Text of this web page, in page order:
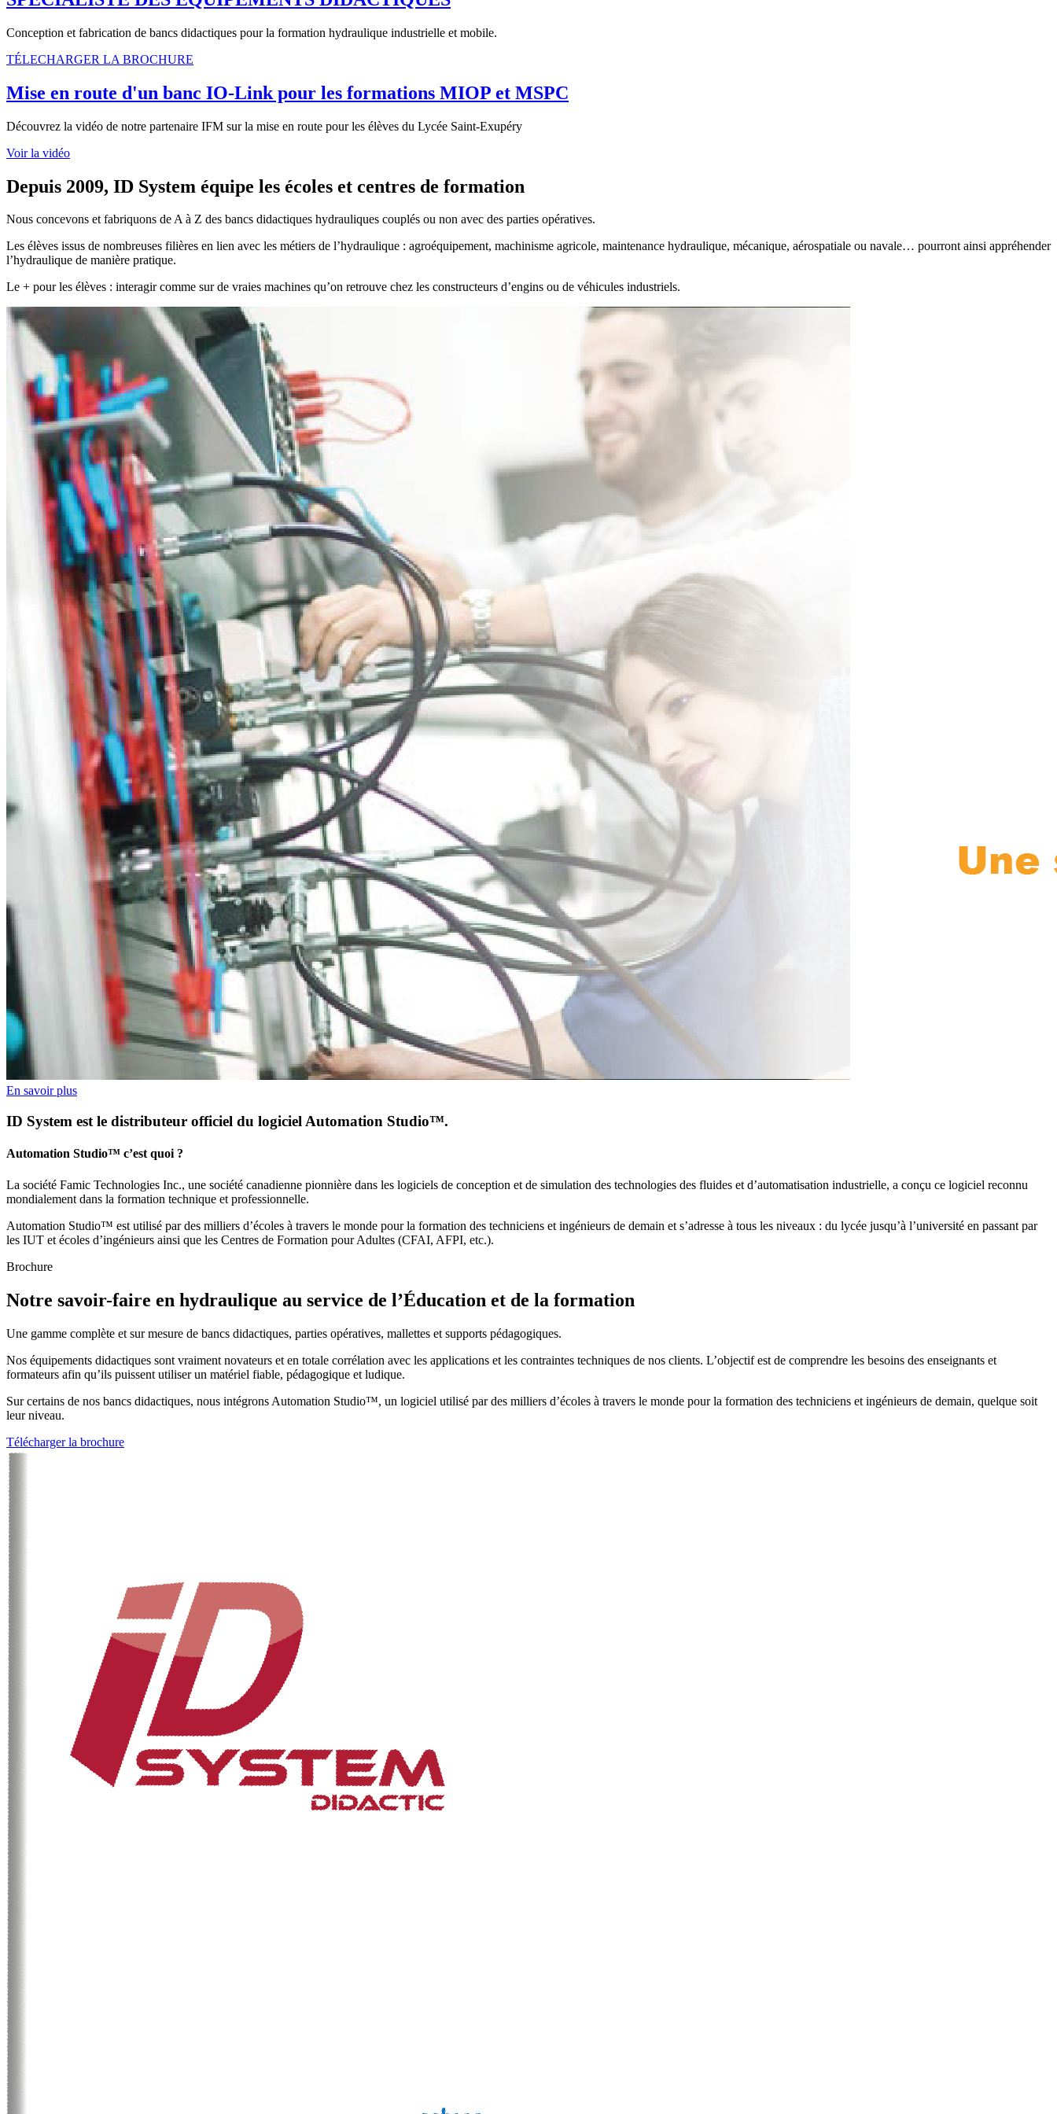
Conception et fabrication de bancs didactiques pour la formation hydraulique industrielle et mobile.
TÉLECHARGER LA BROCHURE
Mise en route d'un banc IO-Link pour les formations MIOP et MSPC
Découvrez la vidéo de notre partenaire IFM sur la mise en route pour les élèves du Lycée Saint-Exupéry
Voir la vidéo
Depuis 2009, ID System équipe les écoles et centres de formation
Nous concevons et fabriquons de A à Z des bancs didactiques hydrauliques couplés ou non avec des parties opératives.
Les élèves issus de nombreuses filières en lien avec les métiers de l’hydraulique : agroéquipement, machinisme agricole, maintenance hydraulique, mécanique, aérospatiale ou navale… pourront ainsi appréhender
l’hydraulique de manière pratique.
Le + pour les élèves : interagir comme sur de vraies machines qu’on retrouve chez les constructeurs d’engins ou de véhicules industriels.
En savoir plus
ID System est le distributeur officiel du logiciel Automation Studio™.
Automation Studio™ c’est quoi ?
La société Famic Technologies Inc., une société canadienne pionnière dans les logiciels de conception et de simulation des technologies des fluides et d’automatisation industrielle, a conçu ce logiciel reconnu
mondialement dans la formation technique et professionnelle.
​Automation Studio™ est utilisé par des milliers d’écoles à travers le monde pour la formation des techniciens et ingénieurs de demain et s’adresse à tous les niveaux : du lycée jusqu’à l’université en passant par
les IUT et écoles d’ingénieurs ainsi que les Centres de Formation pour Adultes (CFAI, AFPI, etc.).
Brochure
Notre savoir-faire en hydraulique au service de l’Éducation et de la formation
Une gamme complète et sur mesure de bancs didactiques, parties opératives, mallettes et supports pédagogiques.
Nos équipements didactiques sont vraiment novateurs et en totale corrélation avec les applications et les contraintes techniques de nos clients. L’objectif est de comprendre les besoins des enseignants et
formateurs afin qu’ils puissent utiliser un matériel fiable, pédagogique et ludique.
Sur certains de nos bancs didactiques, nous intégrons Automation Studio™, un logiciel utilisé par des milliers d’écoles à travers le monde pour la formation des techniciens et ingénieurs de demain, quelque soit
leur niveau.
Télécharger la brochure